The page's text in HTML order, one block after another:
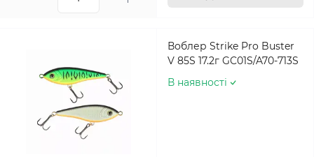
Воблер Strike Pro Buster
V 85S 17.2г GC01S/A70-713S
В наявності